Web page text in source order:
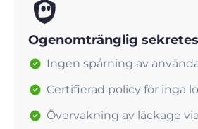
Ogenomtränglig
Ingen spårning av
Certifierad policy för inga
Övervakning av läckage